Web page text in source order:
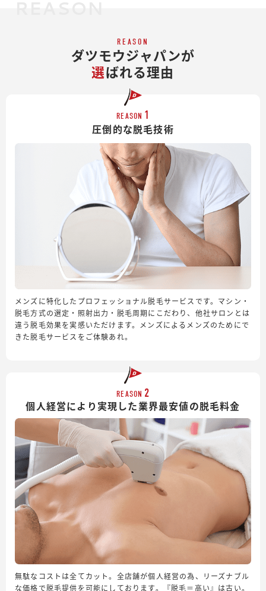
REASON
ダツモウジャパンが
選ばれる理由
REASON 1
圧倒的な脱毛技術
メンズに特化したプロフェッショナル脱毛サービスです。マシン・
脱毛方式の選定・照射出力・脱毛周期にこだわり、他社サロンとは
違う脱毛効果を実感いただけます。メンズによるメンズのためにで
きた脱毛サービスをご体験あれ。
REASON 2
個人経営により実現した業界最安値の脱毛料金
無駄なコストは全てカット。全店舗が個人経営の為、リーズナブル
な価格で脱毛提供を可能にしております。『脱毛＝高い』は古い。